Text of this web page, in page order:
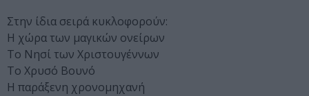
Στην ίδια σειρά κυκλοφορούν:
Η χώρα των μαγικών ονείρων
Το Νησί των Χριστουγέννων
Το Χρυσό Βουνό
Η παράξενη χρονομηχανή